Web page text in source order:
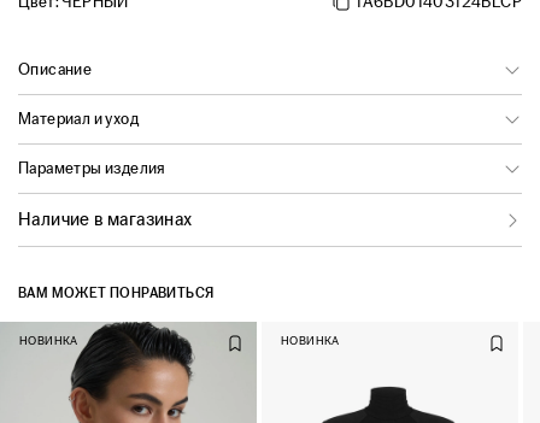
Описание
Материал и уход
Параметры изделия
Наличие в магазинах
ВАМ МОЖЕТ ПОНРАВИТЬСЯ
НОВИНКА НОВИНКА